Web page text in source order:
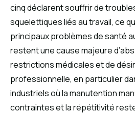
cinq déclarent souffrir de
squelettiques liés au travail, ce
principaux problèmes de santé
restent une cause majeure
restrictions médicales et de
professionnelle, en particulier
industriels où la manutention
contraintes et la répétitivité